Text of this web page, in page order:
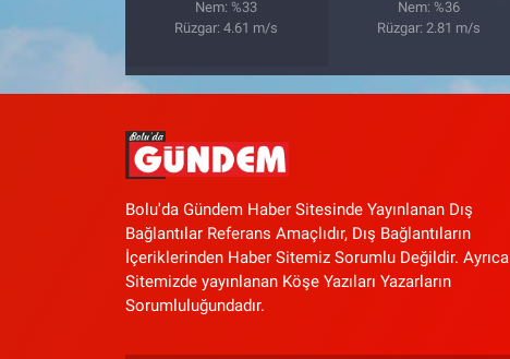
Nem: %33
Rüzgar: 4.61 m/s
Nem: %36
Rüzgar: 2.81 m/s
Bolu'da Gündem Haber Sitesinde Yayınlanan Dış
Bağlantılar Referans Amaçlıdır, Dış Bağlantıların
İçeriklerinden Haber Sitemiz Sorumlu Değildir. Ayrıca
Sitemizde yayınlanan Köşe Yazıları Yazarların
Sorumluluğundadır.